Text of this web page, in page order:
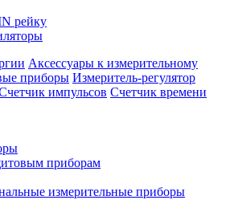
рейку
Аксессуары к измерительному
приборы Измеритель-регулятор
импульсов Счетчик времени
приборам
измерительные приборы